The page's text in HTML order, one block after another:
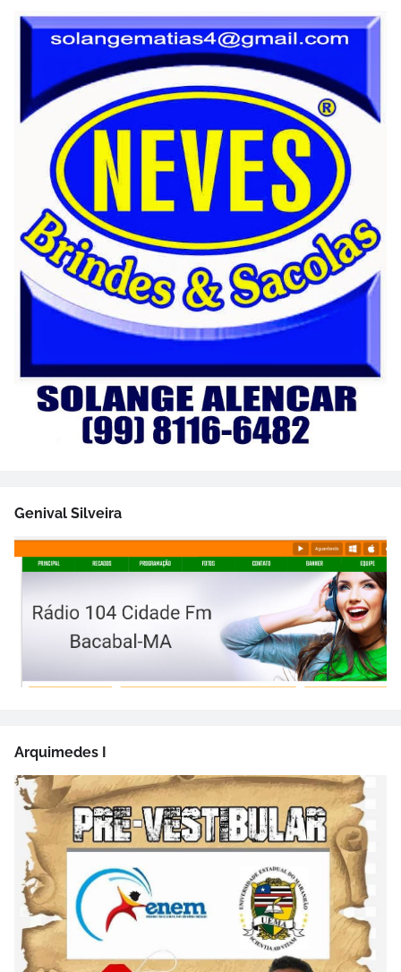
Genival Silveira
Arquimedes I